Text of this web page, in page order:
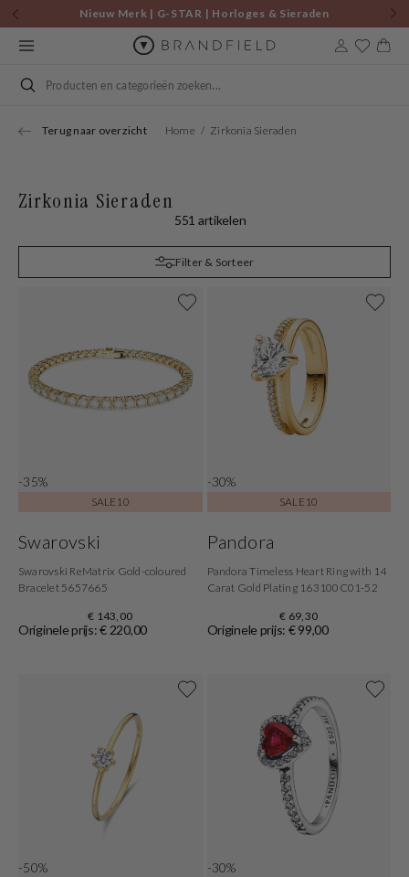
Skip to
content
Nieuw Merk | G-STAR | Horloges & Sieraden
Cart
Search
Terug naar overzicht Home Zirkonia Sieraden
Zirkonia Sieraden
551 artikelen
Filter & Sorteer
-35%
SALE10
Swarovski
Swarovski ReMatrix Gold-coloured
Bracelet 5657665
€ 143,00
Originele prijs: € 220,00
-30%
SALE10
Pandora
Pandora Timeless Heart Ring with 14
Carat Gold Plating 163100C01-52
€ 69,30
Originele prijs: € 99,00
-50% -30%